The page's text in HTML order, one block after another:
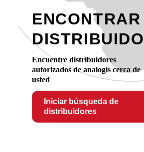
ENCONTRAR
Encuentre distribuidores
autorizados de analogis cerca de
usted
Iniciar búsqueda de
distribuidores